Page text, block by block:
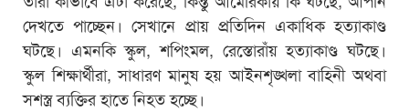
দেখতে পাচ্ছেন। সেখানে প্রায় প্রতিদিন একাধিক হত্যাকাণ্ড
ঘটছে। এমনকি স্কুল, শপিংমল, রেস্তোরাঁয় হত্যাকাণ্ড ঘটছে।
স্কুল শিক্ষার্থীরা, সাধারণ মানুষ হয় আইনশৃঙ্খলা বাহিনী অথবা
সশস্ত্র ব্যক্তির হাতে নিহত হচ্ছে।